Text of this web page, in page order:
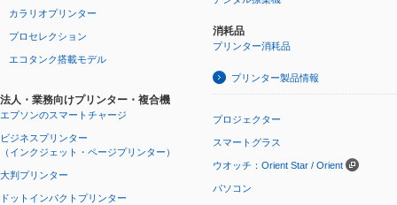
カラリオプリンター
プロセレクション
エコタンク搭載モデル
法人・業務向けプリンター・複合機
エプソンのスマートチャージ
ビジネスプリンター
（インクジェット・ページプリンター）
大判プリンター
ドットインパクトプリンター
消耗品
プリンター消耗品
プリンター製品情報
プロジェクター
スマートグラス
ウオッチ：Orient Star / Orient
パソコン